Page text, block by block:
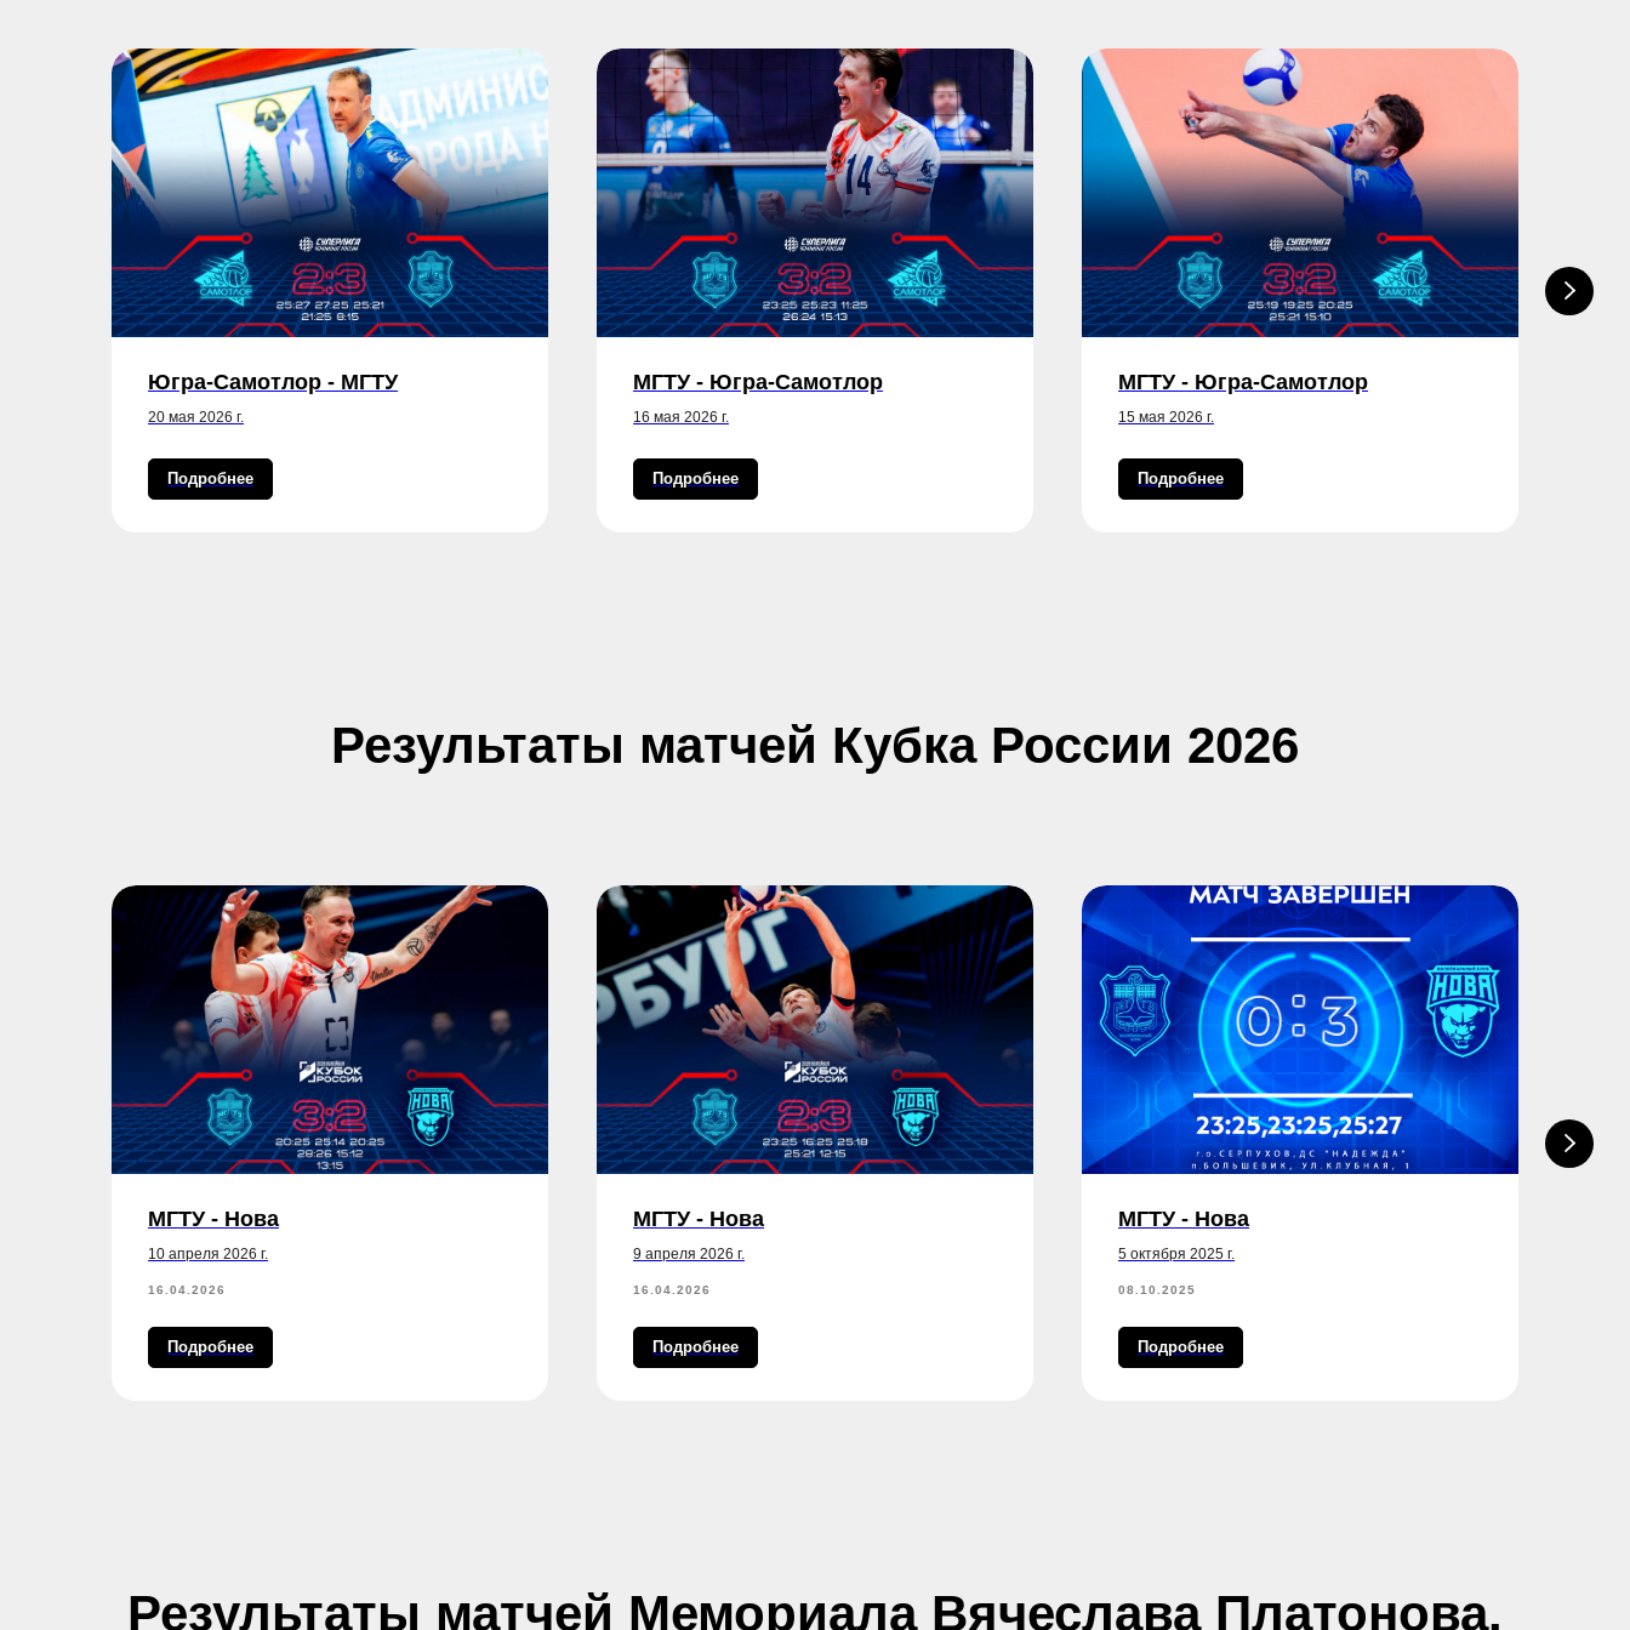
Югра-Самотлор - МГТУ
20 мая 2026 г.
Подробнее
МГТУ - Югра-Самотлор
16 мая 2026 г.
Подробнее
МГТУ - Югра-Самотлор
15 мая 2026 г.
Подробнее
Результаты матчей Кубка России 2026
МГТУ - Нова
10 апреля 2026 г.
16.04.2026
Подробнее
МГТУ - Нова
9 апреля 2026 г.
16.04.2026
Подробнее
МГТУ - Нова
5 октября 2025 г.
08.10.2025
Подробнее
Результаты матчей Мемориала Вячеслава Платонова.